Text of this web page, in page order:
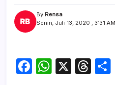
By Rensa
Senin, Juli 13, 2020 , 3:31 AM
F
W X
T